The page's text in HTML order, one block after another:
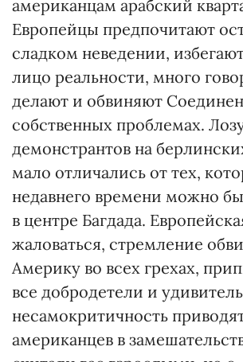
американцам арабский
Европейцы предпочитают
сладком неведении,
лицо реальности, много
делают и обвиняют
собственных проблемах.
демонстрантов на
мало отличались от тех,
недавнего времени можно
в центре Багдада.
жаловаться, стремление
Америку во всех грехах,
все добродетели и
несамокритичность
американцев в